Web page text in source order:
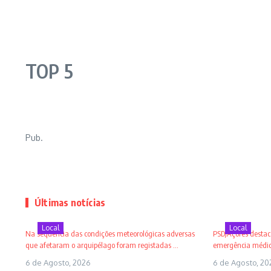
TOP 5
Pub.
Últimas notícias
Local
Na sequência das condições meteorológicas adversas
que afetaram o arquipélago foram registadas ...
6 de Agosto, 2026
Local
PSD/Açores
emergência
6 de Agosto,